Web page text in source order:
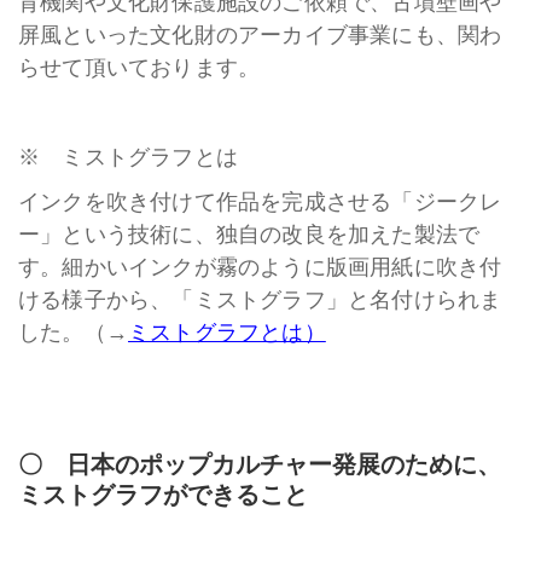
屏風といった文化財のアーカイブ事業にも、関わ
らせて頂いております。
※ ミストグラフとは
インクを吹き付けて作品を完成させる「ジークレ
ー」という技術に、独自の改良を加えた製法で
す。細かいインクが霧のように版画用紙に吹き付
ける様子から、「ミストグラフ」と名付けられま
した。（→ ミストグラフとは）
〇 日本のポップカルチャー発展のために、
ミストグラフができること